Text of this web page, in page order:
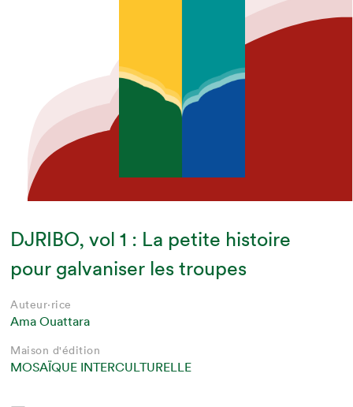
DJRIBO, vol 1 : La petite histoire
pour galvaniser les troupes
Auteur·rice
Ama Ouattara
Maison d'édition
MOSAÏQUE INTERCULTURELLE